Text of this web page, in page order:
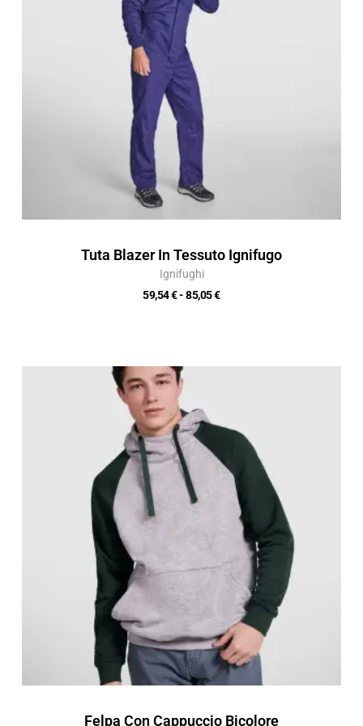
Tuta Blazer In Tessuto Ignifugo
Ignifughi
59,54€- 85,05€
85,05 €
Felpa Con Cappuccio Bicolore
da
16,84 €
a
24,05 €